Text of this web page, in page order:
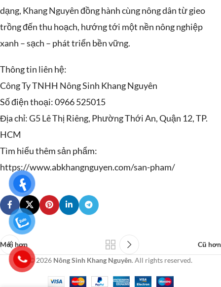
dạng, Khang Nguyên đồng hành cùng nông dân từ gieo
trồng đến thu hoạch, hướng tới một nền nông nghiệp
xanh – sạch – phát triển bền vững.
Thông tin liên hệ:
Công Ty TNHH Nông Sinh Khang Nguyên
Số điện thoại: 0966 525015
Địa chỉ: G5 Lê Thị Riêng, Phường Thới An, Quận 12, TP.
HCM
Tìm hiểu thêm sản phẩm:
https://www.abkhangnguyen.com/san-pham/
Mới hơn
Cũ hơn
© 2026 Nông Sinh Khang Nguyên. All rights reserved.